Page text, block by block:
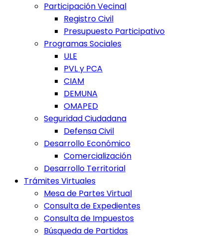
Participación Vecinal
Registro Civil
Presupuesto Participativo
Programas Sociales
ULE
PVL y PCA
CIAM
DEMUNA
OMAPED
Seguridad Ciudadana
Defensa Civil
Desarrollo Económico
Comercialización
Desarrollo Territorial
Trámites Virtuales
Mesa de Partes Virtual
Consulta de Expedientes
Consulta de Impuestos
Búsqueda de Partidas